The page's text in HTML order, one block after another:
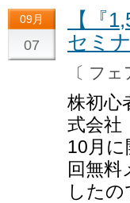
09月
07
【『
セミ
〔 フ
株初心
式会社
10月
回無料
したの